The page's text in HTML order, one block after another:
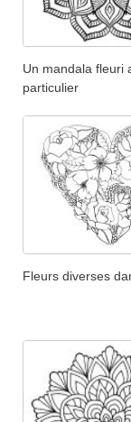
Un mandala fleuri
particulier
Fleurs diverses